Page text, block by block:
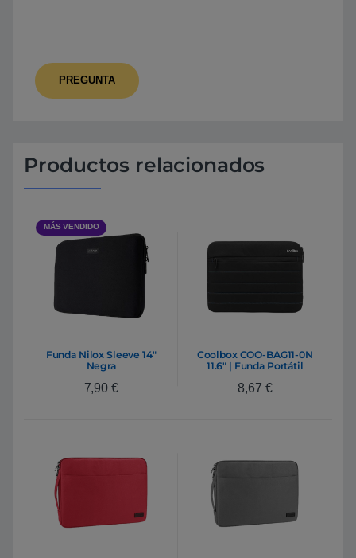
Productos relacionados
MÁS VENDIDO
Funda Nilox Sleeve 14″
Negra
7,90 €
Coolbox COO-BAG11-0N
11.6″ | Funda Portátil
8,67 €